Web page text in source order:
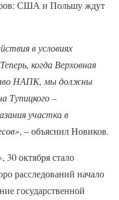
США и Польшу ждут
в условиях
когда Верховная
НАПК, мы должны
Тупицкого –
участка в
, – объяснил Новиков.
октября стало
расследований начало
государственной